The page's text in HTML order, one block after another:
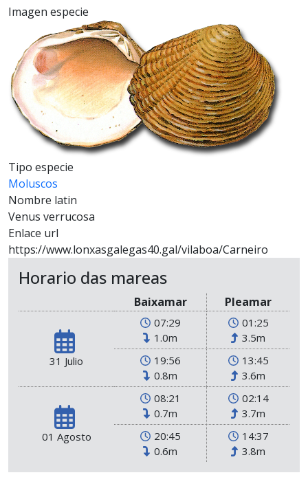
Imagen especie
Tipo especie
Moluscos
Nombre latin
Venus verrucosa
Enlace url
https://www.lonxasgalegas40.gal/vilaboa/Carneiro
Horario das mareas
Baixamar Pleamar
31 Julio
07:29
1.0m
01:25
3.5m
19:56
0.8m
13:45
3.6m
01 Agosto
08:21
0.7m
02:14
3.7m
20:45
0.6m
14:37
3.8m